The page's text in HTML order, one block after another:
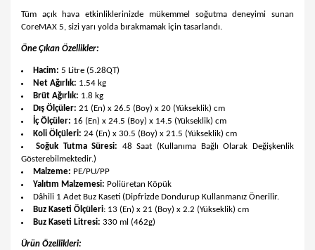
Tüm açık hava etkinliklerinizde mükemmel soğutma deneyimi sunan
CoreMAX 5, sizi yarı yolda bırakmamak için tasarlandı.
Öne Çıkan Özellikler:
Hacim: 5 Litre (5.28QT)
Net Ağırlık: 1.54 kg
Brüt Ağırlık: 1.8 kg
Dış Ölçüler:21 (En) x 26.5 (Boy) x 20 (Yükseklik) cm
İç Ölçüler: 16 (En) x 24.5 (Boy) x 14.5 (Yükseklik) cm
Koli Ölçüleri: 24 (En) x 30.5 (Boy) x 21.5 (Yükseklik) cm
Soğuk Tutma Süresi: 48 Saat (Kullanıma Bağlı Olarak Değişkenlik
Gösterebilmektedir.)
Malzeme: PE/PU/PP
Yalıtım Malzemesi: Poliüretan Köpük
Dâhili 1 Adet Buz Kaseti (Dipfrizde Dondurup Kullanmanız Önerilir.
Buz Kaseti Ölçüleri: 13 (En) x 21 (Boy) x 2.2 (Yükseklik) cm
Buz Kaseti Litresi:330 ml (462g)
Ürün Özellikleri: